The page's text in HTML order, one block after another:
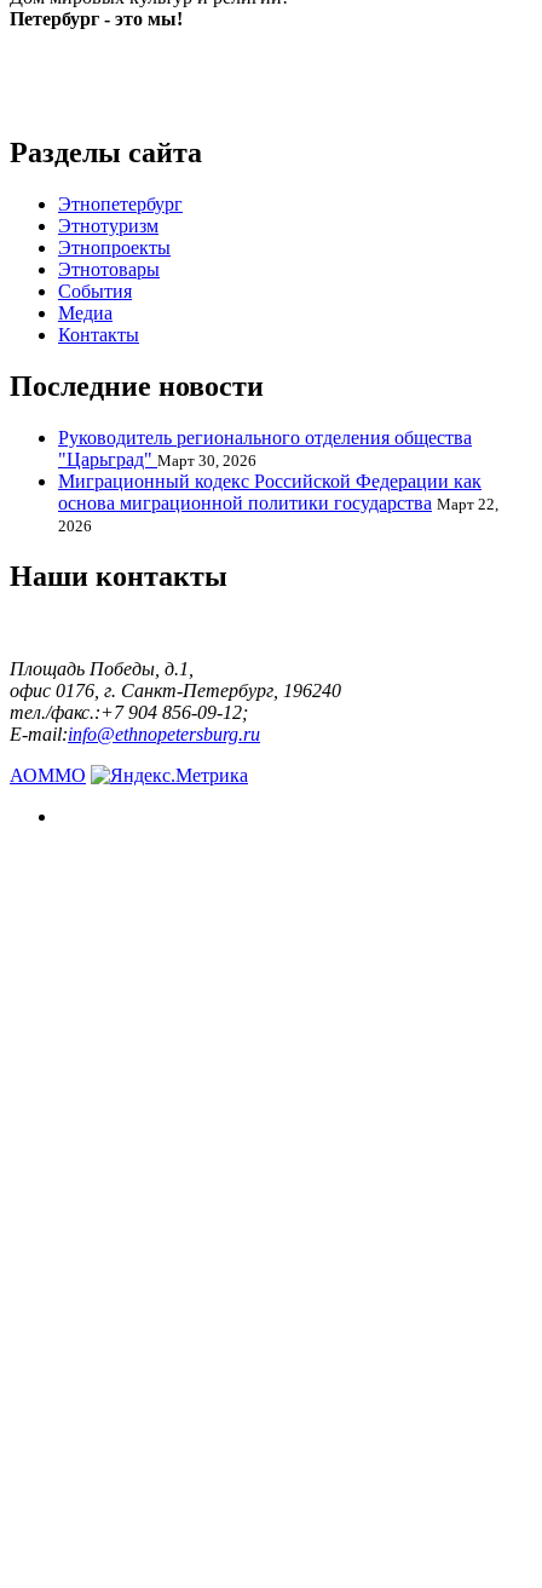
Петербург - это мы!
Разделы сайта
Этнопетербург
Этнотуризм
Этнопроекты
Этнотовары
События
Медиа
Контакты
Последние новости
Руководитель регионального отделения общества
"Царьград" Март 30, 2026
Миграционный кодекс Российской Федерации как
основа миграционной политики государства Март 22,
2026
Наши контакты
Площадь Победы, д.1,
офис 0176, г. Санкт-Петербург, 196240
тел./факс.:+7 904 856-09-12;
E-mail:info@ethnopetersburg.ru
АОММО